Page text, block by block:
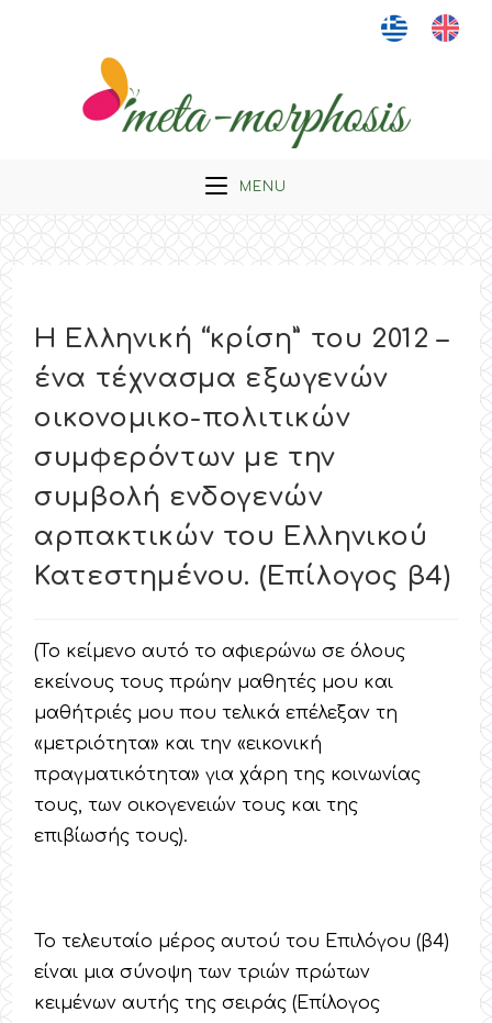
MENU
Η Ελληνική “κρίση” του 2012 –
ένα τέχνασμα εξωγενών
οικονομικο-πολιτικών
συμφερόντων με την
συμβολή ενδογενών
αρπακτικών του Ελληνικού
Κατεστημένου. (Επίλογος β4)
(Το κείμενο αυτό το αφιερώνω σε όλους
εκείνους τους πρώην μαθητές μου και
μαθήτριές μου που τελικά επέλεξαν τη
«μετριότητα» και την «εικονική
πραγματικότητα» για χάρη της κοινωνίας
τους, των οικογενειών τους και της
επιβίωσής τους).
Το τελευταίο μέρος αυτού του Επιλόγου (β4)
είναι μια σύνοψη των τριών πρώτων
κειμένων αυτής της σειράς (Επίλογος